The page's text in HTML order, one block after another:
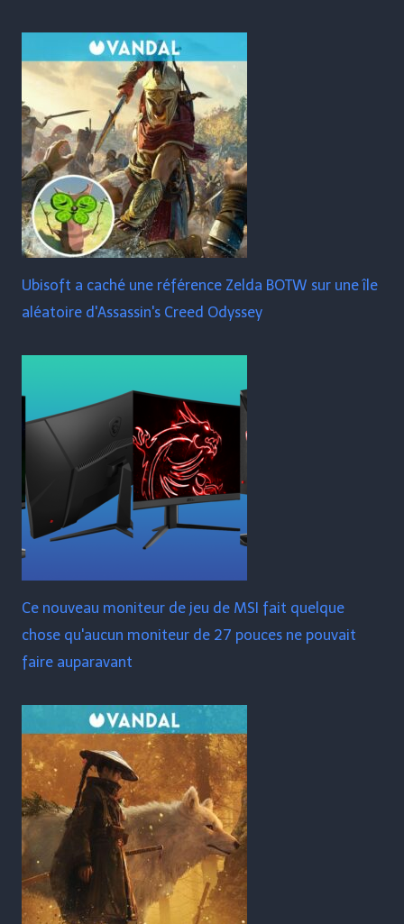
Ubisoft a caché une référence Zelda BOTW sur une île
aléatoire d'Assassin's Creed Odyssey
Ce nouveau moniteur de jeu de MSI fait quelque
chose qu'aucun moniteur de 27 pouces ne pouvait
faire auparavant